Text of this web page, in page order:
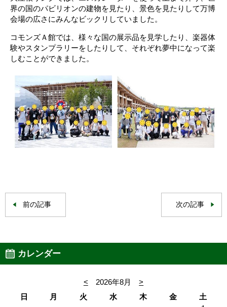
界の国のパビリオンの建物を見たり、景色を見たりして万博
会場の広さにみんなビックリしていました。
コモンズＡ館では、様々な国の展示品を見学したり、楽器体
験やスタンプラリーをしたりして、それぞれ夢中になって楽
しむことができました。
前の記事 次の記事
カレンダー
< 2026年8月
>
日
月 火 水 木 金
土